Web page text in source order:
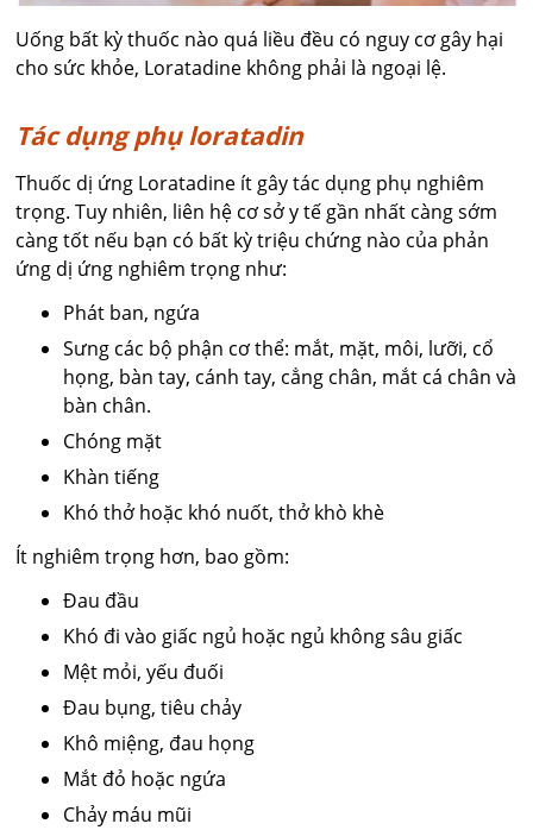
Uống bất kỳ thuốc nào quá liều đều có nguy cơ gây hại
cho sức khỏe, Loratadine không phải là ngoại lệ.
Tác dụng phụ loratadin
Thuốc dị ứng Loratadine ít gây tác dụng phụ nghiêm
trọng. Tuy nhiên, liên hệ cơ sở y tế gần nhất càng sớm
càng tốt nếu bạn có bất kỳ triệu chứng nào của phản
ứng dị ứng nghiêm trọng như:
Phát ban, ngứa
Sưng các bộ phận cơ thể: mắt, mặt, môi, lưỡi, cổ
họng, bàn tay, cánh tay, cẳng chân, mắt cá chân và
bàn chân.
Chóng mặt
Khàn tiếng
Khó thở hoặc khó nuốt, thở khò khè
Ít nghiêm trọng hơn, bao gồm:
Đau đầu
Khó đi vào giấc ngủ hoặc ngủ không sâu giấc
Mệt mỏi, yếu đuối
Đau bụng, tiêu chảy
Khô miệng, đau họng
Mắt đỏ hoặc ngứa
Chảy máu mũi